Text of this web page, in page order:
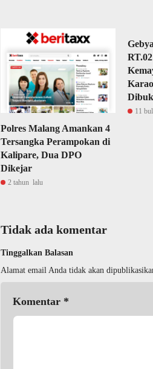
Polres Malang Amankan 4
Tersangka Perampokan di
Kalipare, Dua DPO
Dikejar
2 tahun lalu
11
Tidak ada komentar
Tinggalkan Balasan
Alamat email Anda tidak akan
Komentar *